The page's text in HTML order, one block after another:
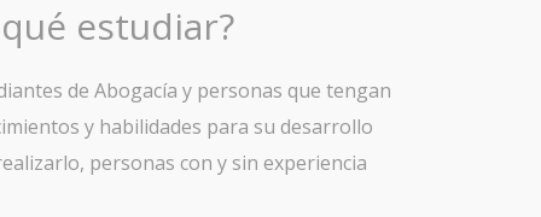
estudiar?
de Abogacía y personas que tengan
y habilidades para su desarrollo
personas con y sin experiencia